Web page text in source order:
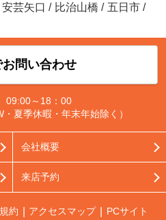
安芸矢口 / 比治山橋 / 五日市 /
お問い合わせ
09:00～18：00
夏季休暇・年末年始除く）
会社概要
来店予約
約 アクセスマップ PCサイト